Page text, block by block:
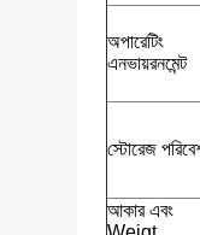
অপারেটিং
এনভায়রনমেন্ট
স্টোরেজ
আকার এবং